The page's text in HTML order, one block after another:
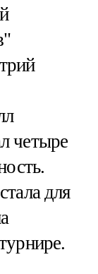
четыре
для